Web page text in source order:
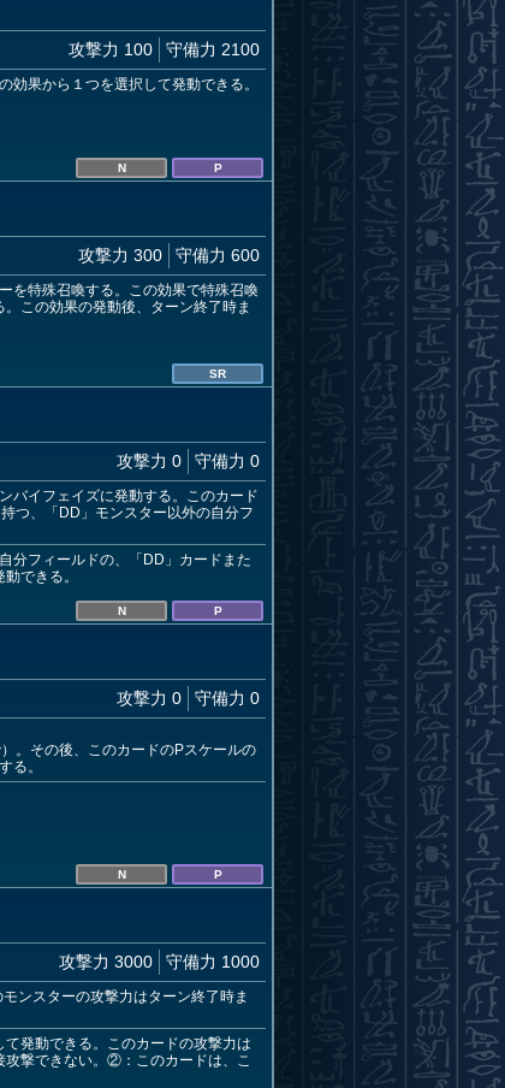
攻撃力 100 守備力 2100
果から１つを選択して発動できる。
N P
攻撃力 300 守備力 600
を特殊召喚する。この効果で特殊召喚
この効果の発動後、ターン終了時ま
SR
攻撃力 0
守備力 0
バイフェイズに発動する。このカード
つ、「DD」モンスター以外の自分フ
分フィールドの、「DD」カードまた
できる。
N P
攻撃力 0
守備力 0
。その後、このカードのPスケールの
る。
N P
攻撃力 3000
守備力 1000
ンスターの攻撃力はターン終了時ま
発動できる。このカードの攻撃力は
攻撃できない。②：このカードは、こ